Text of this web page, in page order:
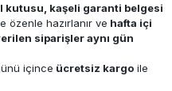
kutusu, kaşeli garanti belgesi
özenle hazırlanır ve hafta içi
siparişler aynı gün
içince ücretsiz kargo ile